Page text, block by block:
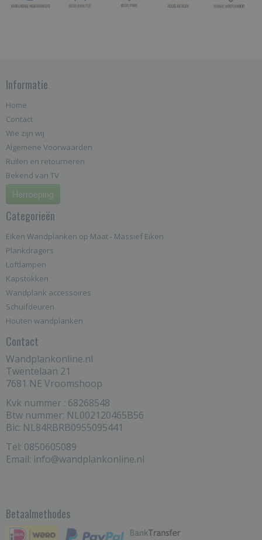
Informatie
Home
Contact
Wie zijn wij
Algemene Voorwaarden
Ruilen en retourneren
Bekend van TV
Herroeping
Categorieën
Eiken Wandplanken op Maat - Massief Eiken
Plankdragers
Loftlampen
Kapstokken
Wandplank accessoires
Schuifdeuren
Houten wandplanken
Contact
Wandplankonline.nl
Twentelaan 21
7681 NE Vroomshoop
Kvk nummer : 68268548
Btw nummer: NL002120465B56
Bic: NL84RBRB0955095441
Tel: 0850605089
Email: info@wandplankonline.nl
Betaalmethodes